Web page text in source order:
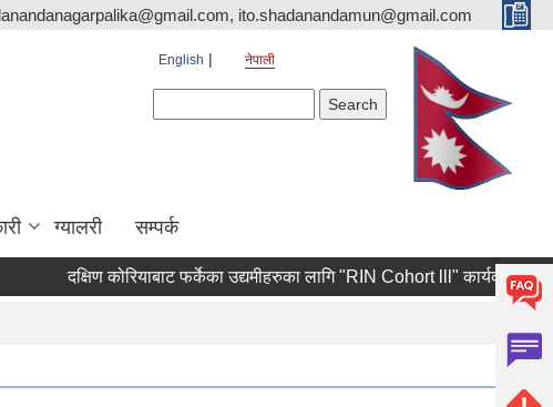
ito.shadanandamun@gmail.com
English नेपाली
ग्यालरी सम्पर्क
दक्षिण कोरियाबाट फर्केका उद्यमीहरुका लागि "RIN Cohort lll" कार्यक्रममा